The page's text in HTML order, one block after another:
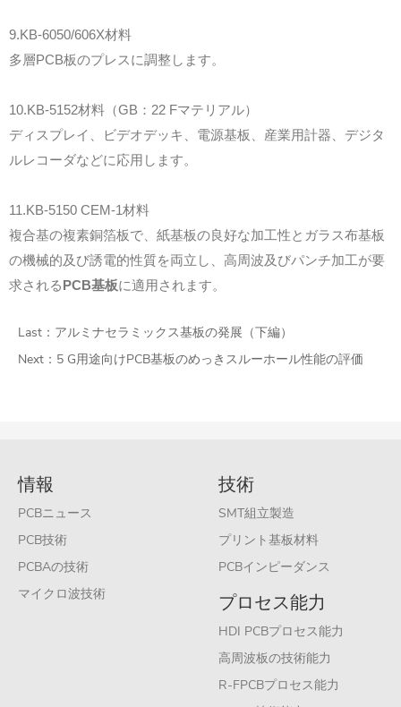
9.KB-6050/606X材料
多層PCB板のプレスに調整します。
10.KB-5152材料（GB：22 Fマテリアル）
ディスプレイ、ビデオデッキ、電源基板、産業用計器、デジタ
ルレコーダなどに応用します。
11.KB-5150 CEM-1材料
複合基の複素銅箔板で、紙基板の良好な加工性とガラス布基板
の機械的及び誘電的性質を両立し、高周波及びパンチ加工が要
求される PCB基板に適用されます。
Last： アルミナセラミックス基板の発展（下編）
Next： 5 G用途向けPCB基板のめっきスルーホール性能の評価
情報
PCBニュース
PCB技術
PCBAの技術
マイクロ波技術
技術
SMT組立製造
プリント基板材料
PCBインピーダンス
プロセス能力
HDI PCBプロセス能力
高周波板の技術能力
R-FPCBプロセス能力